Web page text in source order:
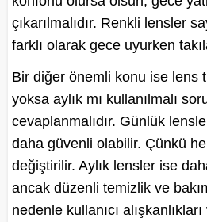
çıkarılmalıdır. Renkli lensler
farklı olarak gece uyurken
Bir diğer önemli konu ise lens
yoksa aylık mı kullanılmalı
cevaplanmalıdır. Günlük
daha güvenli olabilir. Çünkü
değiştirilir. Aylık lensler ise
ancak düzenli temizlik ve
nedenle kullanıcı